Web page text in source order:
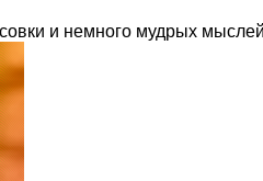
и немного мудрых мыслей